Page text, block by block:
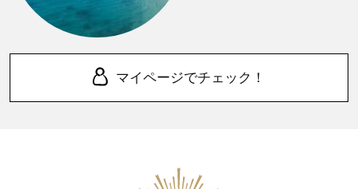
マイページでチェック！